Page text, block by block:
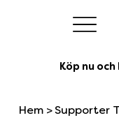
Köp nu
Hem >Supporter